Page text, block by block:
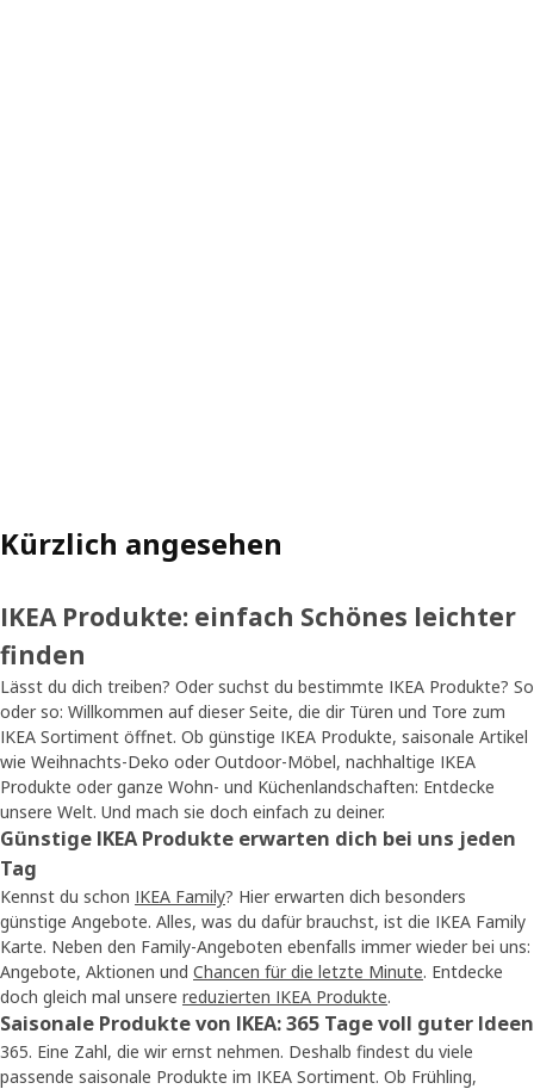
Kürzlich angesehen
IKEA Produkte: einfach Schönes leichter
finden
Lässt du dich treiben? Oder suchst du bestimmte IKEA Produkte? So
oder so: Willkommen auf dieser Seite, die dir Türen und Tore zum
IKEA Sortiment öffnet. Ob günstige IKEA Produkte, saisonale Artikel
wie Weihnachts-Deko oder Outdoor-Möbel, nachhaltige IKEA
Produkte oder ganze Wohn- und Küchenlandschaften: Entdecke
unsere Welt. Und mach sie doch einfach zu deiner.
Günstige IKEA Produkte erwarten dich bei uns jeden
Tag
Kennst du schon IKEA Family? Hier erwarten dich besonders
günstige Angebote. Alles, was du dafür brauchst, ist die IKEA Family
Karte. Neben den Family-Angeboten ebenfalls immer wieder bei uns:
Angebote, Aktionen und Chancen für die letzte Minute. Entdecke
doch gleich mal unsere reduzierten IKEA Produkte.
Saisonale Produkte von IKEA: 365 Tage voll guter Ideen
365. Eine Zahl, die wir ernst nehmen. Deshalb findest du viele
passende saisonale Produkte im IKEA Sortiment. Ob Frühling,